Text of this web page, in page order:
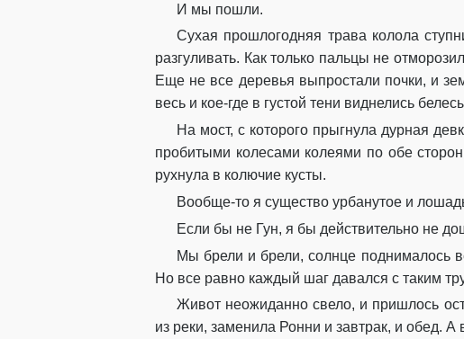
И мы пошли.
Сухая прошлогодняя трава колола
разгуливать. Как только пальцы не
Еще не все деревья выпростали почки, и
весь и кое-где в густой тени виднелись
На мост, с которого прыгнула дурная
пробитыми колесами колеями по обе
рухнула в колючие кусты.
Вообще-то я существо урбанутое и
Если бы не Гун, я бы действительно не
Мы брели и брели, солнце поднималось
Но все равно каждый шаг давался с таким
Живот неожиданно свело, и пришлось
из реки, заменила Ронни и завтрак, и обед.